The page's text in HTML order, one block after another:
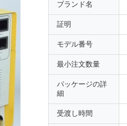
ブランド名
証明
モデル番号
最小注文数量
パッケージの詳
細
受渡し時間